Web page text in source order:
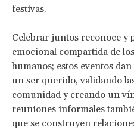
festivas.
Celebrar juntos reconoce y
emocional compartida de
humanos; estos eventos
un ser querido, validando
comunidad y creando un
reuniones informales
que se construyen